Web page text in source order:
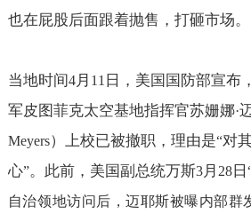
也在屁股后面跟着抛售，打砸市场。
当地时间4月 11 日，美国国防部宣布
军皮图菲克太空基地指挥官苏姗娜·
Meyers）上校已被撤职，理由是“对
心”。此前，美国副总统万斯3月 28日
自治领地访问后，迈耶斯被曝内部群